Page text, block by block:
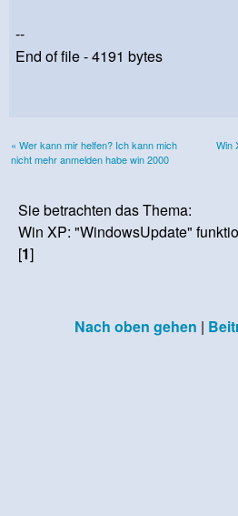
--
End of file - 4191 bytes
« Wer kann mir helfen? Ich kann mich
nicht mehr anmelden habe win 2000
Win
Sie betrachten das Thema:
Win XP: "WindowsUpdate"
[1]
Nach oben gehen |